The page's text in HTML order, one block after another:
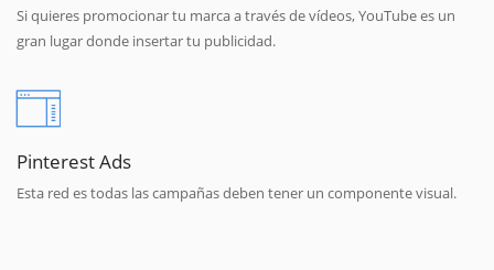
Si quieres promocionar tu marca a través de vídeos, YouTube es un
gran lugar donde insertar tu publicidad.
Pinterest Ads
Esta red es todas las campañas deben tener un componente visual.